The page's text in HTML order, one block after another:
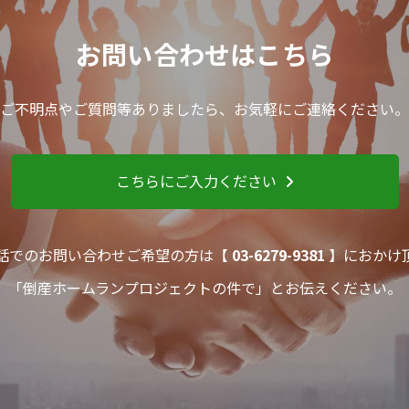
お問い合わせはこちら
ご不明点やご質問等ありましたら、お気軽にご連絡ください。
こちらにご入力ください
でのお問い合わせご希望の方は【 03-6279-9381】におかけ
「倒産ホームランプロジェクトの件で」とお伝えください。